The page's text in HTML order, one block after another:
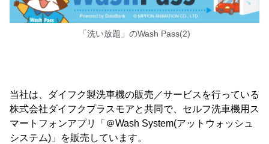
「洗い放題」のWash Pass(2)
当社は、ダイフク製洗車機の販売／サービスを行っている
株式会社ダイフクプラスモアと共同で、セルフ洗車機用ス
マートフォンアプリ「＠Wash System(アットウォッシュ
システム)」を販売しています。